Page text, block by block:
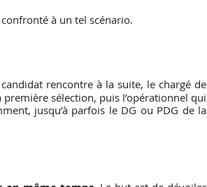
à un tel scénario.
rencontre à la suite, le chargé de
sélection, puis l’opérationnel qui
jusqu’à parfois le DG ou PDG de la